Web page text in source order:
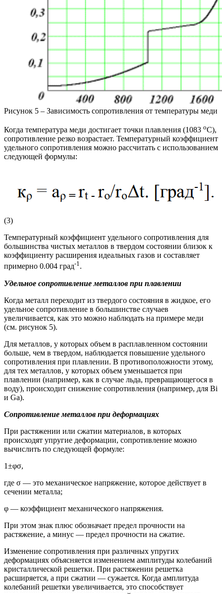
Рисунок 5 – Зависимость сопротивления от температуры меди
Когда температура меди достигает точки плавления (1083 оС),
сопротивление резко возрастает. Температурный коэффициент
удельного сопротивления можно рассчитать с использованием
следующей формулы:
(3)
Температурный коэффициент удельного сопротивления для
большинства чистых металлов в твердом состоянии близок к
коэффициенту расширения идеальных газов и составляет
примерно 0.004 град-1.
Удельное сопротивление металлов при плавлении
Когда металл переходит из твердого состояния в жидкое, его
удельное сопротивление в большинстве случаев
увеличивается, как это можно наблюдать на примере меди
(см. рисунок 5).
Для металлов, у которых объем в расплавленном состоянии
больше, чем в твердом, наблюдается повышение удельного
сопротивления при плавлении. В противоположности этому,
для тех металлов, у которых объем уменьшается при
плавлении (например, как в случае льда, превращающегося в
воду), происходит снижение сопротивления (например, для Bi
и Ga).
Сопротивление металлов при деформациях
При растяжении или сжатии материалов, в которых
происходят упругие деформации, сопротивление можно
вычислить по следующей формуле:
1±φσ,
где σ — это механическое напряжение, которое действует в
сечении металла;
φ — коэффициент механического напряжения.
При этом знак плюс обозначает предел прочности на
растяжение, а минус — предел прочности на сжатие.
Изменение сопротивления при различных упругих
деформациях объясняется изменением амплитуды колебаний
кристаллической решетки. При растяжении решетка
расширяется, а при сжатии — сужается. Когда амплитуда
колебаний решетки увеличивается, это способствует